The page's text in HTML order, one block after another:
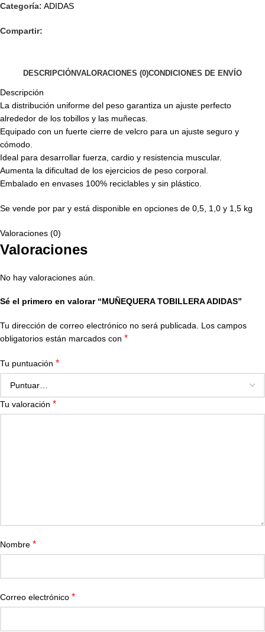
Categoría: ADIDAS
Compartir:
DESCRIPCIÓNVALORACIONES (0)CONDICIONES DE ENVÍO
Descripción
La distribución uniforme del peso garantiza un ajuste perfecto
alrededor de los tobillos y las muñecas.
Equipado con un fuerte cierre de velcro para un ajuste seguro y
cómodo.
Ideal para desarrollar fuerza, cardio y resistencia muscular.
Aumenta la dificultad de los ejercicios de peso corporal.
Embalado en envases 100% reciclables y sin plástico.
Se vende por par y está disponible en opciones de 0,5, 1,0 y 1,5 kg
Valoraciones (0)
Valoraciones
No hay valoraciones aún.
Sé el primero en valorar “MUÑEQUERA TOBILLERA ADIDAS”
Tu dirección de correo electrónico no será publicada.
Los campos
obligatorios están marcados con *
Tu puntuación *
Tu valoración *
Nombre *
Correo electrónico *